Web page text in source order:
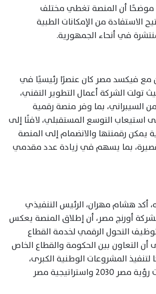
أن المنصة تغطي مختلف
الاستفادة من الإمكانات الطبية
في أنحاء الجمهورية.
مع فيكسد مصر كان عنصرًا رئيسيًا في
تولت الشركة أعمال التطوير التقني،
السيبراني، بما وفر منصة رقمية
استيعاب التوسع المستقبلي، لافتًا إلى
يمكن رقمنتها والانضمام إلى المنصة
قصيرة، بما يسهم في زيادة عدد مقدمي
أكد هشام مهران، الرئيس التنفيذي
أورنچ مصر، أن إطلاق المنصة يعكس
التحول الرقمي لخدمة القطاع
أن التعاون بين الحكومة والقطاع الخاص
لتنفيذ المشروعات الوطنية الكبرى،
ودعم مستهدفات رؤية مصر 2030 واستراتيجية مصر